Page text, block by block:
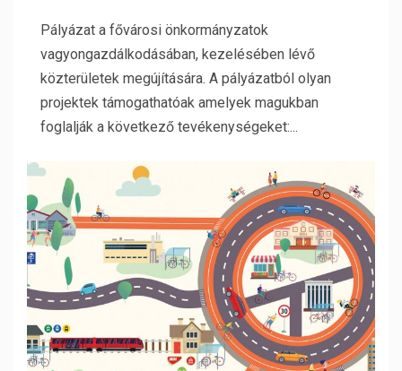
Pályázat a fővárosi önkormányzatok
vagyongazdálkodásában, kezelésében lévő
közterületek megújítására. A pályázatból olyan
projektek támogathatóak amelyek magukban
foglalják a következő tevékenységeket:...